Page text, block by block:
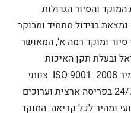
והסיור הגדולות
בגידול מתמיד ומבוקר
ומוקד רמה א’, המאושר
ובעלת תקן האיכות
הבינלאומי המחמיר 2008 :9001 ISO. צוותי
החברה עובדים 24/7 בפריסה ארצית וערוכים
ומהיר לכל קריאה. המוקד